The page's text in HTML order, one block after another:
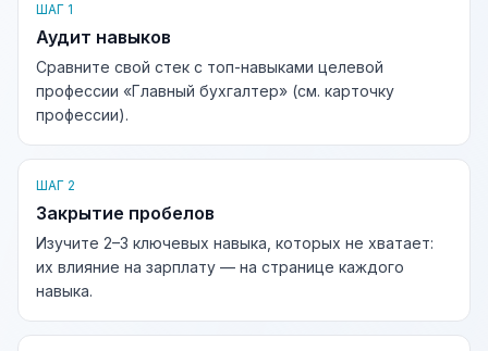
ШАГ 1
Аудит навыков
Сравните свой стек с топ-навыками целевой
профессии «Главный бухгалтер» (см. карточку
профессии).
ШАГ 2
Закрытие пробелов
Изучите 2–3 ключевых навыка, которых не хватает:
их влияние на зарплату — на странице каждого
навыка.